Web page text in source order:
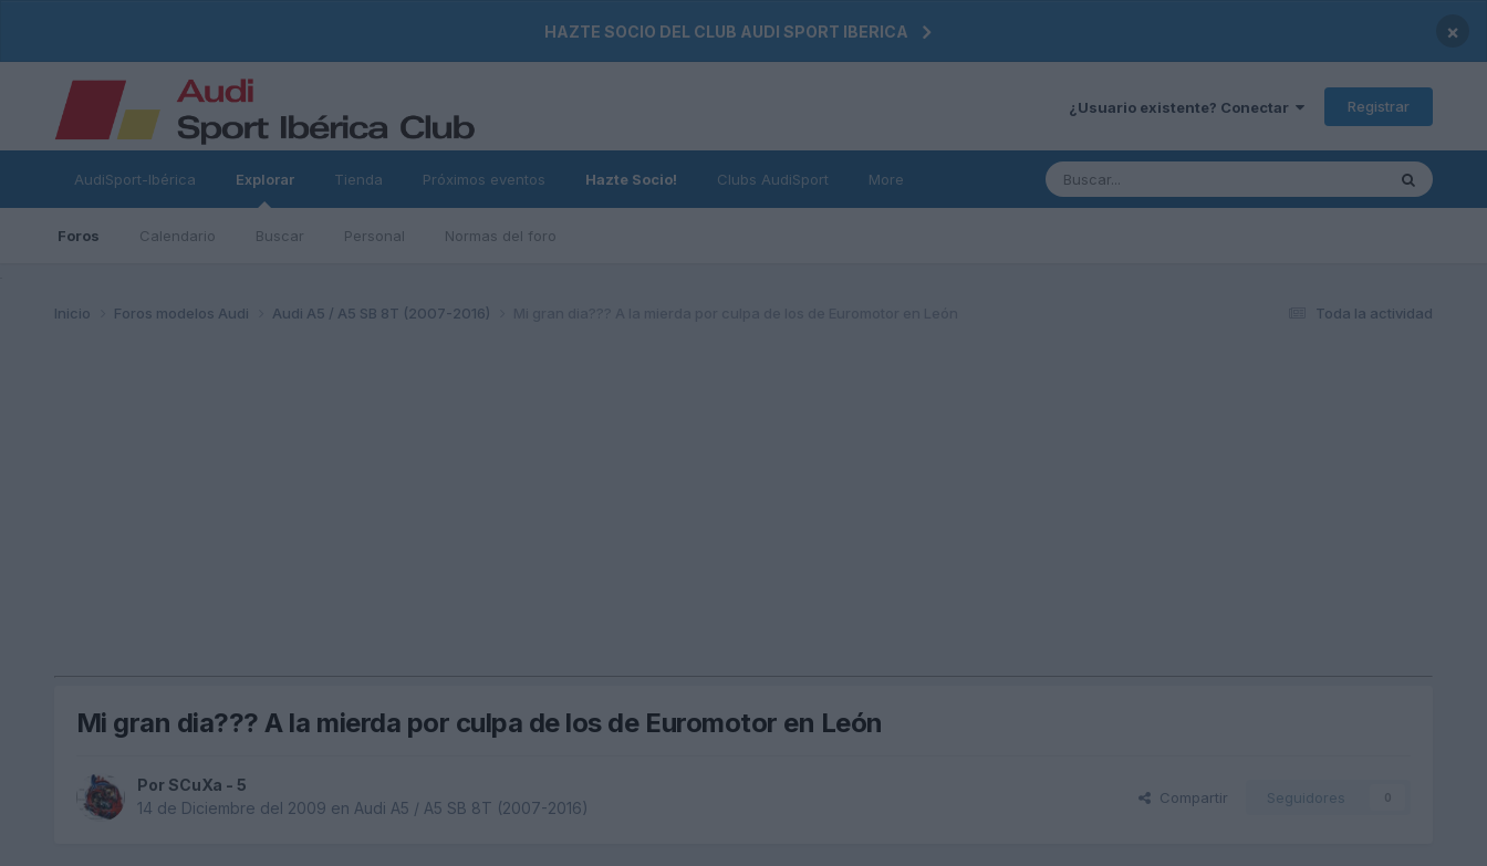
HAZTE SOCIO DEL CLUB AUDI SPORT IBERICA ×
¿Usuario existente? Conectar Registrar
AudiSport-Ibérica Explorar
Foros Calendario Buscar Personal Normas del foro
Tienda Próximos eventos Hazte Socio! Clubs AudiSport More
Toda la actividad
Inicio Foros modelos Audi Audi A5 / A5 SB 8T (2007-2016)
Mi gran dia??? A la mierda por culpa de los de Euromotor en León
Por SCuXa - 5
14 de Diciembre del 2009 en Audi A5 / A5 SB 8T (2007-2016)
Compartir Seguidores 0